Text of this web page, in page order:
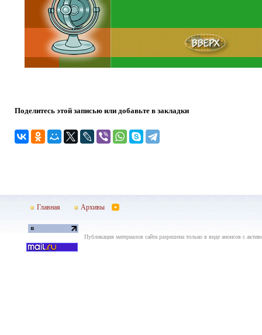
Поделитесь этой записью или добавьте в закладки
Главная Архивы
Публикация материалов сайта разрешена только в виде анонсов с